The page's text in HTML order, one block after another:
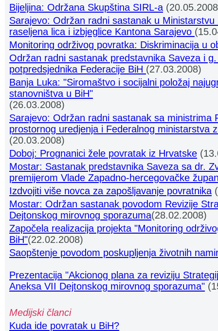
Bijeljina: Održana Skupština SIRL-a
Sarajevo: Održan radni sastanak u
raseljena lica i izbjeglice Kantona Sarajevo
Monitoring održivog povratka: Diskriminacija u
Održan radni sastanak predstavnika Saveza i
potpredsjednika Federacije BiH (27.03.2008)
Banja Luka: "Siromaštvo i socijalni položaj
stanovništva u BiH"
(26.03.2008)
Sarajevo: Održan radni sastanak sa ministrima
prostornog uredjenja i Federalnog ministarstva
(20.03.2008)
Doboj: Prognanici žele povratak iz Hrvatske
Mostar: Sastanak predstavnika Saveza sa dr.
premijerom Vlade Zapadno-hercegovačke
Izdvojiti više novca za zapošljavanje povratnika
Mostar: Održan sastanak povodom Revizije
Dejtonskog mirovnog sporazuma(28.02.2008)
Započela realizacija projekta "Monitoring
BiH"(22.02.2008)
Saopštenje povodom poskupljenja životnih
Prezentacija "Akcionog plana za reviziju
Aneksa VII Dejtonskog mirovnog sporazuma"
Medijski članci
Kuda ide povratak u BiH?